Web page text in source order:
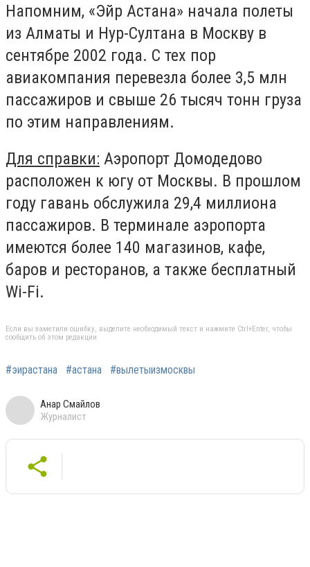
Напомним, «Эйр Астана» начала полеты
из Алматы и Нур-Султана в Москву в
сентябре 2002 года. С тех пор
авиакомпания перевезла более 3,5 млн
пассажиров и свыше 26 тысяч тонн груза
по этим направлениям.
Для справки: Аэропорт Домодедово
расположен к югу от Москвы. В прошлом
году гавань обслужила 29,4 миллиона
пассажиров. В терминале аэропорта
имеются более 140 магазинов, кафе,
баров и ресторанов, а также бесплатный
Wi-Fi.
Если вы заметили ошибку, выделите необходимый текст и нажмите Ctrl+Enter, чтобы
сообщить об этом редакции
#эирастана #астана #вылетыизмосквы
Анар Смайлов
Журналист